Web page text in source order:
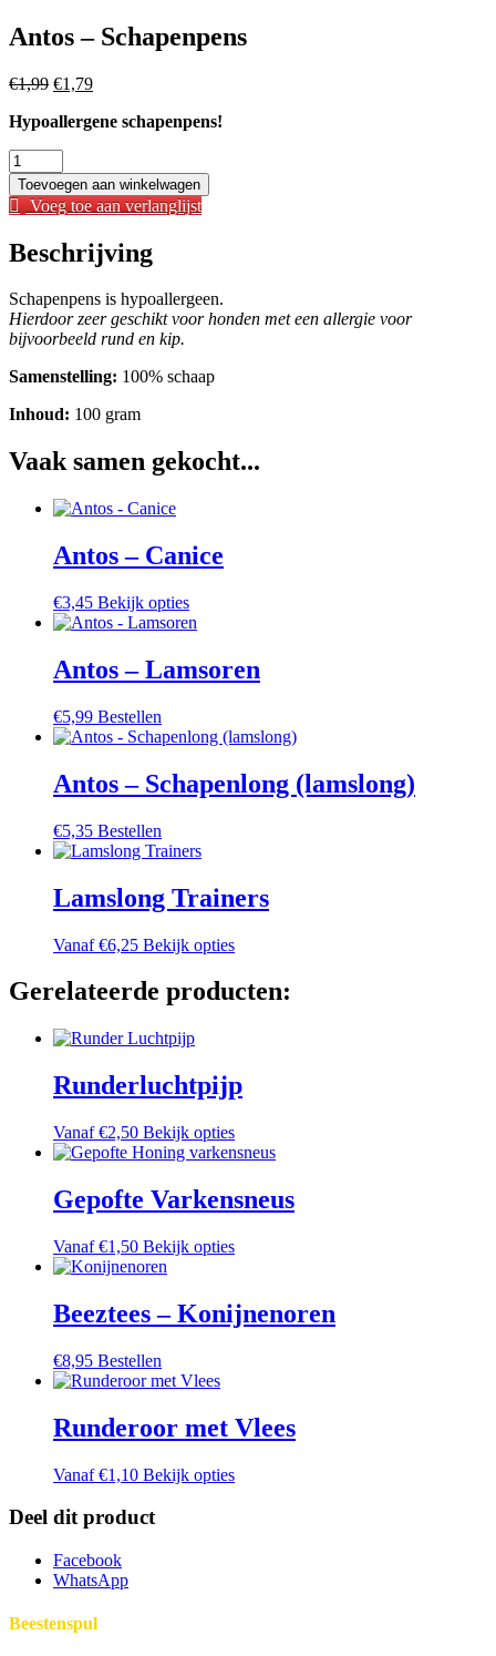
Antos – Schapenpens
€1,99 Oorspronkelijke
was:
€1,79Huidige
is:
Hypoallergene schapenpens!
Antos
-
Schapenpens
aantal
Toevoegen aan winkelwagen
Voeg toe aan verlanglijst
Beschrijving
Schapenpens is hypoallergeen.
Hierdoor zeer geschikt voor honden met een allergie voor
bijvoorbeeld rund en kip.
Samenstelling: 100% schaap
Inhoud: 100 gram
Vaak samen gekocht...
Antos – Canice
€3,45 Bekijk optiesDit
product
variaties.
kan
worden
op
Antos – Lamsoren
€5,99 Bestellen
Antos – Schapenlong (lamslong)
€5,35 Bestellen
Lamslong Trainers
Vanaf €6,25 Bekijk optiesDit
heeft
meerdere
kan
gekozen
op
de
Gerelateerde producten:
Runderluchtpijp
Vanaf €2,50 Bekijk optiesDit
product
variaties.
optie
worden
op
Gepofte Varkensneus
Vanaf €1,50 Bekijk optiesDit
meerdere
variaties.
worden
op
productpagina
Beeztees – Konijnenoren
€8,95 Bestellen
Runderoor met Vlees
Vanaf €1,10 Bekijk optiesDit
Deel dit product
Facebook
WhatsApp
Beestenspul